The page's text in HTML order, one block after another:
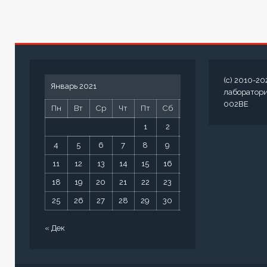
Январь 2021
Пн Вт Ср Чт Пт Сб
1 2
4 5 6 7 8 9
11 12 13 14 15 16
18 19 20 21 22 23
25 26 27 28 29 30
« Дек
(c) 2010-
002BE